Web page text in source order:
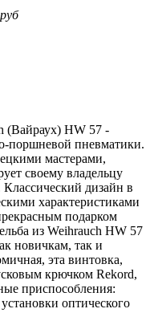
руб
(Вайраух) HW 57 -
поршневой пневматики.
мастерами,
своему владельцу
дизайн в
характеристиками
подарком
из Weihrauch HW 57
новичкам, так и
эта винтовка,
крючком Rekord,
приспособления:
оптического